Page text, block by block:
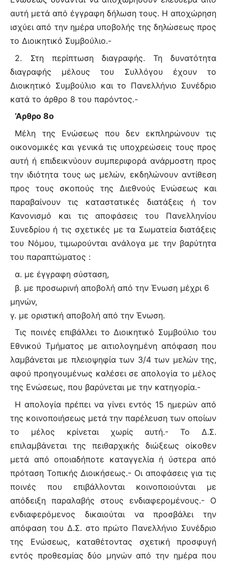
αυτή μετά από έγγραφη δήλωση τους. Η αποχώρηση
ισχύει από την ημέρα υποβολής της δηλώσεως προς
το Διοικητικό Συμβούλιο.-
2. Στη περίπτωση διαγραφής. Τη δυνατότητα
διαγραφής μέλους του Συλλόγου έχουν το
Διοικητικό Συμβούλιο και το Πανελλήνιο Συνέδριο
κατά το άρθρο 8 του παρόντος.-
‘Αρθρο 8ο
Μέλη της Ενώσεως που δεν εκπληρώνουν τις
οικονομικές και γενικά τις υποχρεώσεις τους προς
αυτή ή επιδεικνύουν συμπεριφορά ανάρμοστη προς
την ιδιότητα τους ως μελών, εκδηλώνουν αντίθεση
προς τους σκοπούς της Διεθνούς Ενώσεως και
παραβαίνουν τις καταστατικές διατάξεις ή τον
Κανονισμό και τις αποφάσεις του Πανελληνίου
Συνεδρίου ή τις σχετικές με τα Σωματεία διατάξεις
του Νόμου, τιμωρούνται ανάλογα με την βαρύτητα
του παραπτώματος :
α. με έγγραφη σύσταση,
β. με προσωρινή αποβολή από την Ένωση μέχρι 6
μηνών,
γ. με οριστική αποβολή από την Ένωση.
Τις ποινές επιβάλλει το Διοικητικό Συμβούλιο του
Εθνικού Τμήματος με αιτιολογημένη απόφαση που
λαμβάνεται με πλειοψηφία των 3/4 των μελών της,
αφού προηγουμένως καλέσει σε απολογία το μέλος
της Ενώσεως, που βαρύνεται με την κατηγορία.-
Η απολογία πρέπει να γίνει εντός 15 ημερών από
της κοινοποιήσεως μετά την παρέλευση των οποίων
το μέλος κρίνεται χωρίς αυτή.- Το Δ.Σ.
επιλαμβάνεται της πειθαρχικής διώξεως οίκοθεν
μετά από οποιαδήποτε καταγγελία ή ύστερα από
πρόταση Τοπικής Διοικήσεως.- Οι αποφάσεις για τις
ποινές που επιβάλλονται κοινοποιούνται με
απόδειξη παραλαβής στους ενδιαφερομένους.- Ο
ενδιαφερόμενος δικαιούται να προσβάλει την
απόφαση του Δ.Σ. στο πρώτο Πανελλήνιο Συνέδριο
της Ενώσεως, καταθέτοντας σχετική προσφυγή
εντός προθεσμίας δύο μηνών από την ημέρα που